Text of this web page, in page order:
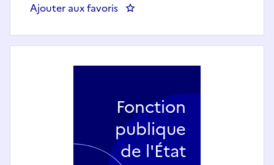
Ajouter aux favoris : Chargé(e) de mission sénior
Fonction
publique
de l'État